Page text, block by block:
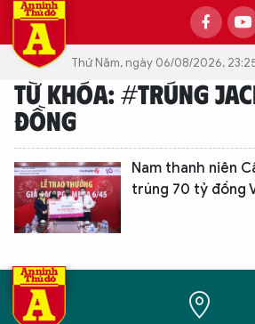
Thứ Năm, ngày 06/08/2026,
TỪ KHÓA: #TRÚNG
ĐỒNG
Nam thanh niên
trúng 70 tỷ đồng